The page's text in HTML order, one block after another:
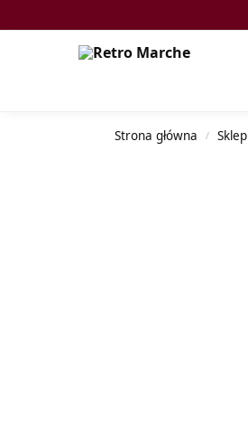
Search
Strona główna / Sklep